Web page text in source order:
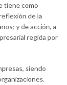
tiene como
de la
y de acción, a
regida por
siendo